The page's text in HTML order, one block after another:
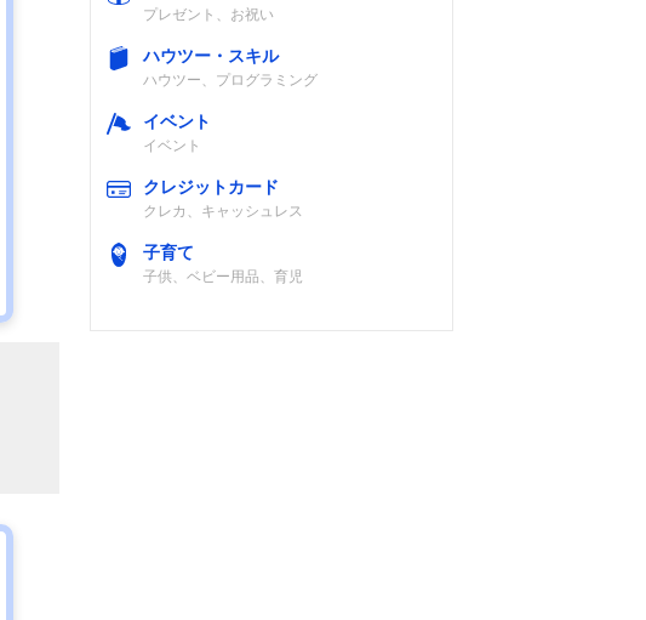
ポリウレタン
牛革、ポリエス
プレゼント、お祝い
ハウツー・スキル
ハウツー、プログラミング
イベント
イベント
クレジットカード
クレカ、キャッシュレス
子育て
子供、ベビー用品、育児